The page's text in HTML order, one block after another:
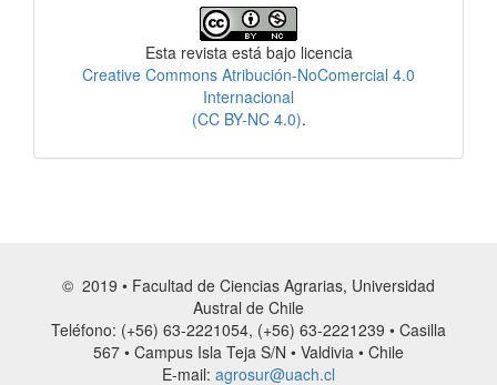
Esta revista está bajo licencia
Creative Commons Atribución-NoComercial 4.0
Internacional
(CC BY-NC 4.0).
© 2019 • Facultad de Ciencias Agrarias, Universidad
Austral de Chile
Teléfono: (+56) 63-2221054, (+56) 63-2221239 • Casilla
567 • Campus Isla Teja S/N • Valdivia • Chile
E-mail: agrosur@uach.cl